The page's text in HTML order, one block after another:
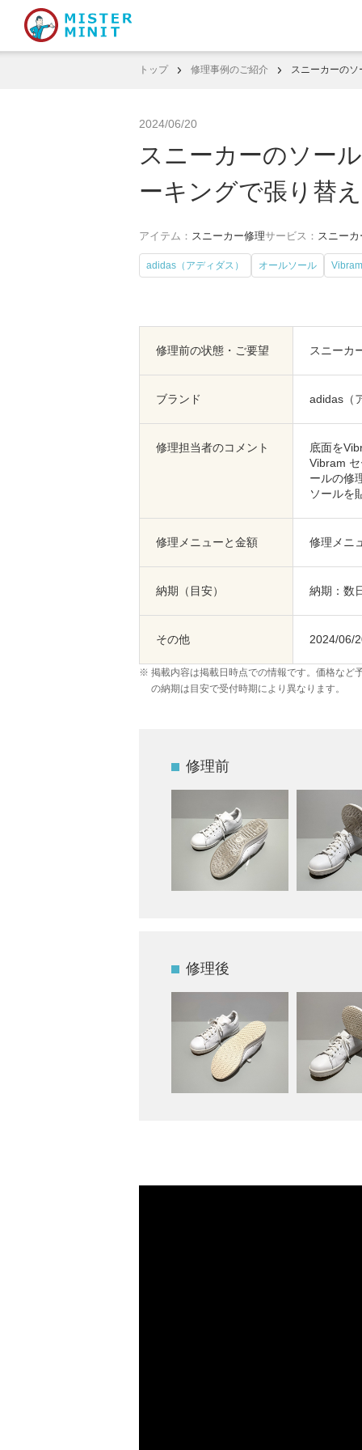
トップ 修理事例のご紹介 スニーカーの
2024/06/20
スニーカーのソー
ーキングで張り替え
アイテム： スニーカー修理サービス： スニー
adidas（アディダス） オールソール
修理前の状態・ご要望 スニーカ
ブランド adidas（
修理担当者のコメント
底面を
Vibram
ールの修
ソールを
修理メニューと金額 修理メニ
納期（目安） 納期：数
その他 2024/06/
掲載内容は掲載日時点での情報です。価格など
の納期は目安で受付時期により異なります。
修理前
修理後